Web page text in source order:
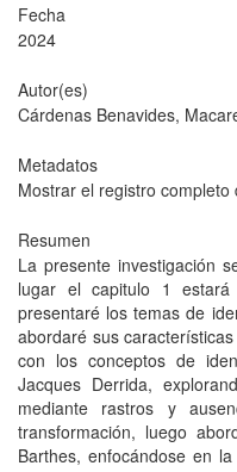
Fecha
2024
Autor(es)
Cárdenas Benavides,
Metadatos
Mostrar el registro completo
Resumen
La presente investigación
lugar el capitulo 1
presentaré los temas de
abordaré sus
con los conceptos de
Jacques Derrida,
mediante rastros y
transformación, luego
Barthes, enfocándose en